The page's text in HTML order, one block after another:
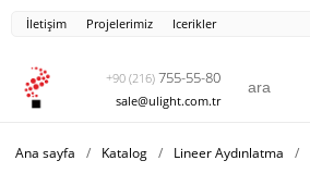
İletişim Projelerimiz Icerikler
+90 (216) 755-55-80
sale@ulight.com.tr
Ana sayfa / Katalog / Lineer Aydınlatma /